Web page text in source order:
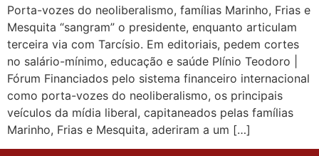
Porta-vozes do neoliberalismo, famílias Marinho, Frias e
Mesquita “sangram” o presidente, enquanto articulam
terceira via com Tarcísio. Em editoriais, pedem cortes
no salário-mínimo, educação e saúde Plínio Teodoro |
Fórum Financiados pelo sistema financeiro internacional
como porta-vozes do neoliberalismo, os principais
veículos da mídia liberal, capitaneados pelas famílias
Marinho, Frias e Mesquita, aderiram a um […]